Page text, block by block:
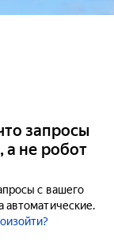
запросы
а не робот
с вашего
автоматические.